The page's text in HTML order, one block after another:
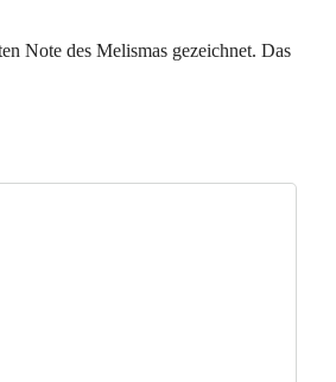
Note des Melismas gezeichnet. Das